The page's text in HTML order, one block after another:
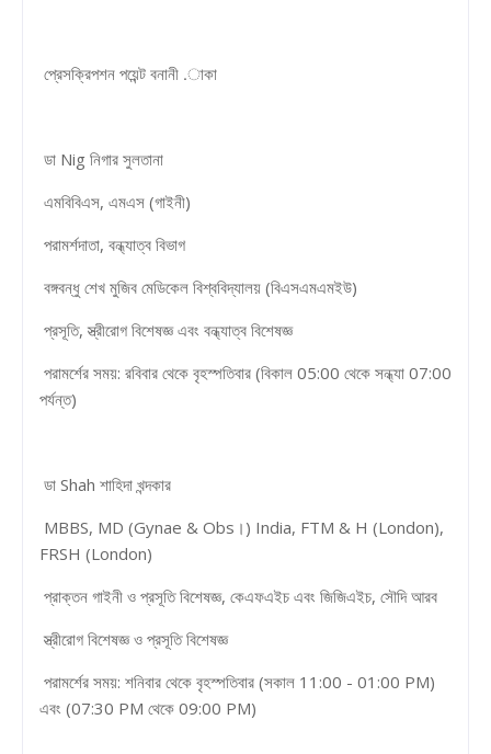
প্রেসক্রিপশন পয়েন্ট বনানী .াকা
ডা Nig নিগার সুলতানা
এমবিবিএস, এমএস (গাইনী)
পরামর্শদাতা, বন্ধ্যাত্ব বিভাগ
বঙ্গবন্ধু শেখ মুজিব মেডিকেল বিশ্ববিদ্যালয় (বিএসএমএমইউ)
প্রসূতি, স্ত্রীরোগ বিশেষজ্ঞ এবং বন্ধ্যাত্ব বিশেষজ্ঞ
পরামর্শের সময়: রবিবার থেকে বৃহস্পতিবার (বিকাল 05:00 থেকে সন্ধ্যা 07:00
পর্যন্ত)
ডা Shah শাহিদা খন্দকার
MBBS, MD (Gynae & Obs।) India, FTM & H (London),
FRSH (London)
প্রাক্তন গাইনী ও প্রসূতি বিশেষজ্ঞ, কেএফএইচ এবং জিজিএইচ, সৌদি আরব
স্ত্রীরোগ বিশেষজ্ঞ ও প্রসূতি বিশেষজ্ঞ
পরামর্শের সময়: শনিবার থেকে বৃহস্পতিবার (সকাল 11:00 - 01:00 PM)
এবং (07:30 PM থেকে 09:00 PM)